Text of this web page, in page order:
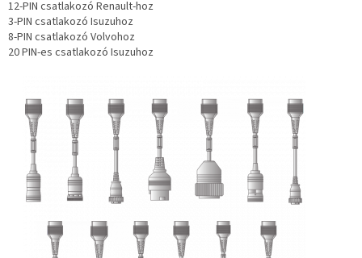
12-PIN csatlakozó Renault-hoz
3-PIN csatlakozó Isuzuhoz
8-PIN csatlakozó Volvohoz
20 PIN-es csatlakozó Isuzuhoz